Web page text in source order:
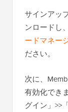
サインアッ
ンロードし
ードマネー
ださい。
次に、
有効化でき
グイン」>>